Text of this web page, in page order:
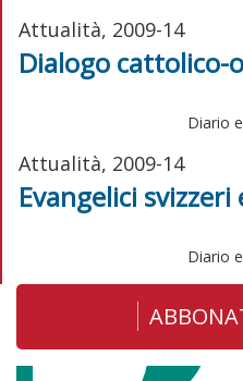
Attualità, 2009-14
Dialogo cattolico-
Diario
Attualità, 2009-14
Evangelici
Diario